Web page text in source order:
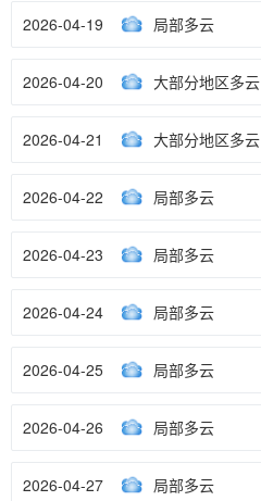
2026-04-19 局部多云
2026-04-20 大部分地区多云
2026-04-21 大部分地区多云
2026-04-22 局部多云
2026-04-23 局部多云
2026-04-24 局部多云
2026-04-25 局部多云
2026-04-26 局部多云
2026-04-27 局部多云